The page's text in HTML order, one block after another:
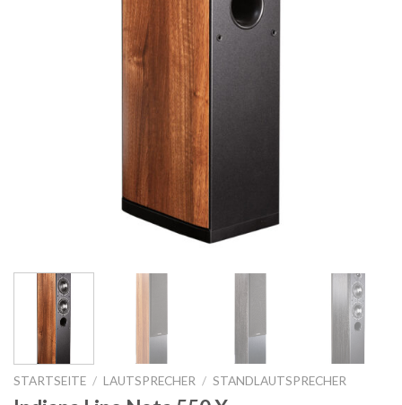
STARTSEITE / LAUTSPRECHER / STANDLAUTSPRECHER